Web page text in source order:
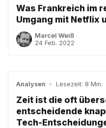
Was Frankreich im
Umgang mit Netflix
Marcel Weiß
24 Feb. 2022
Analysen • Lesezeit: 8 Min.
Zeit ist die oft
entscheidende
Tech-